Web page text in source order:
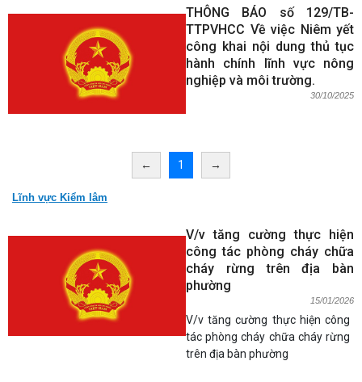
THÔNG BÁO số 129/TB-
TTPVHCC Về việc Niêm yết
công khai nội dung thủ tục
hành chính lĩnh vực nông
nghiệp và môi trường.
30/10/2025
← 1 →
Lĩnh vực Kiểm lâm
V/v tăng cường thực hiện
công tác phòng cháy chữa
cháy rừng trên địa bàn
phường
15/01/2026
V/v tăng cường thực hiện công
tác phòng cháy chữa cháy rừng
trên địa bàn phường